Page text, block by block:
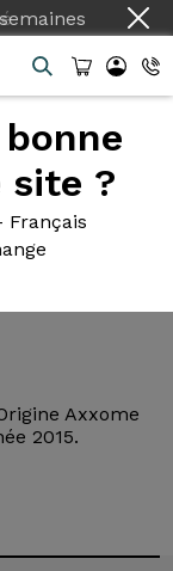
site ?
Français
LR 49
Axxome
2015.